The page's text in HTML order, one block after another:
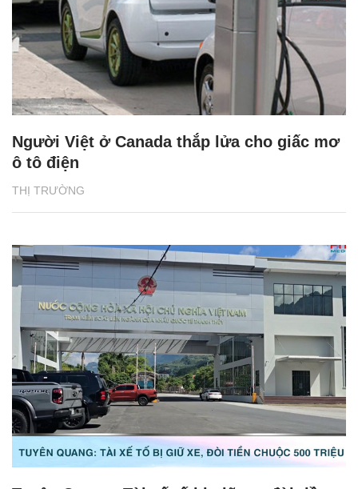
THỊ TRƯỜNG
Người Việt ở Canada thắp lửa cho giấc mơ
ô tô điện